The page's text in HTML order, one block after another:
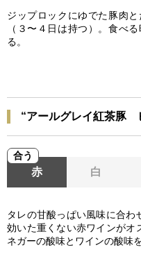
ジップロックにゆでた豚肉
（３〜４日は持つ）。食べ
る。
“アールグレイ紅茶豚
合う
赤 白
タレの甘酸っぱい風味に合
効いた重くない赤ワインがオ
ネガーの酸味とワインの酸味